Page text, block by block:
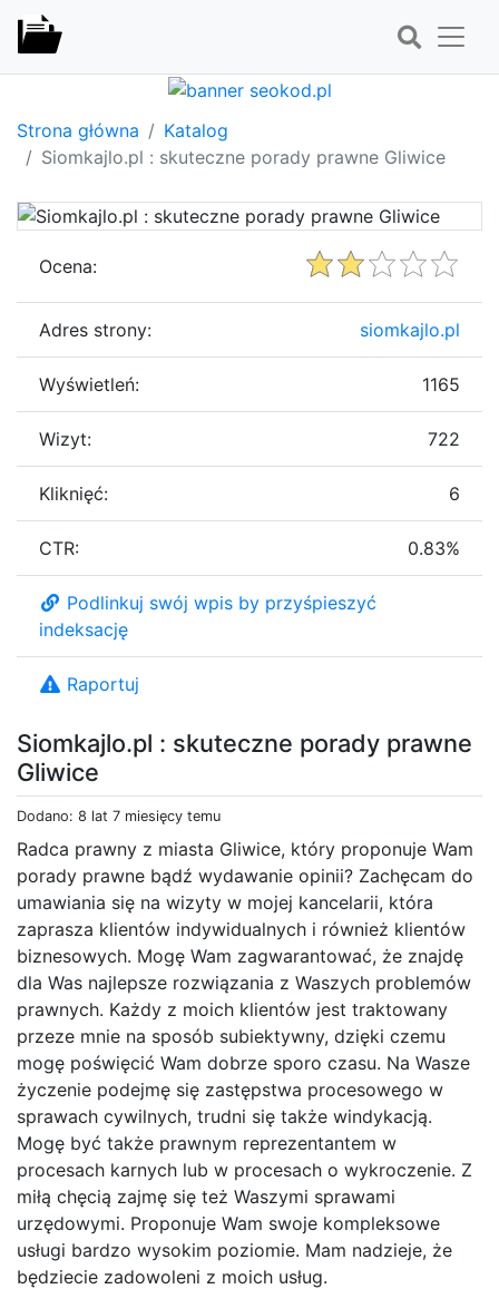
Strona główna
Katalog
Siomkajlo.pl : skuteczne porady prawne Gliwice
Siomkajlo.pl : skuteczne porady prawne
Gliwice
Dodano: 8 lat 7 miesięcy temu
Radca prawny z miasta Gliwice, który proponuje Wam
porady prawne bądź wydawanie opinii? Zachęcam do
umawiania się na wizyty w mojej kancelarii, która
zaprasza klientów indywidualnych i również klientów
biznesowych. Mogę Wam zagwarantować, że znajdę
dla Was najlepsze rozwiązania z Waszych problemów
prawnych. Każdy z moich klientów jest traktowany
przeze mnie na sposób subiektywny, dzięki czemu
mogę poświęcić Wam dobrze sporo czasu. Na Wasze
życzenie podejmę się zastępstwa procesowego w
sprawach cywilnych, trudni się także windykacją.
Mogę być także prawnym reprezentantem w
procesach karnych lub w procesach o wykroczenie. Z
miłą chęcią zajmę się też Waszymi sprawami
urzędowymi. Proponuje Wam swoje kompleksowe
usługi bardzo wysokim poziomie. Mam nadzieje, że
będziecie zadowoleni z moich usług.
Ocena:
Adres strony: siomkajlo.pl
Wyświetleń: 1165
Wizyt: 722
Kliknięć: 6
CTR: 0.83%
Podlinkuj swój wpis by przyśpieszyć
indeksację
Raportuj